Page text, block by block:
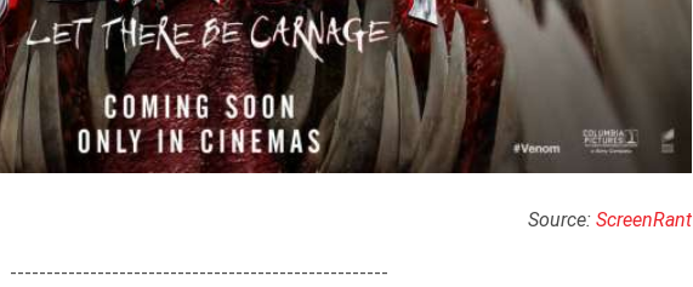
Source: ScreenRant
----------------------------------------------------